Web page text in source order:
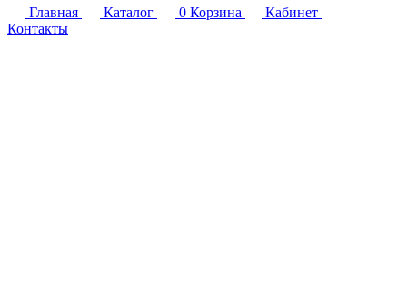
Главная
Каталог 0 Корзина
Кабинет
Контакты